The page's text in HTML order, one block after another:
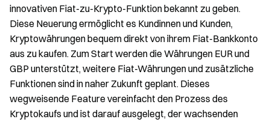
innovativen Fiat-zu-Krypto-Funktion bekannt zu geben.
Diese Neuerung ermöglicht es Kundinnen und Kunden,
Kryptowährungen bequem direkt von ihrem Fiat-Bankkonto
aus zu kaufen. Zum Start werden die Währungen EUR und
GBP unterstützt, weitere Fiat-Währungen und zusätzliche
Funktionen sind in naher Zukunft geplant. Dieses
wegweisende Feature vereinfacht den Prozess des
Kryptokaufs und ist darauf ausgelegt, der wachsenden